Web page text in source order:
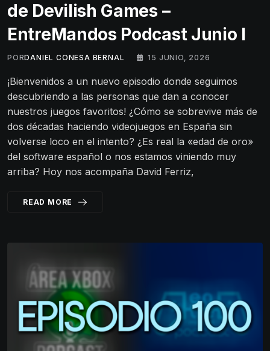
de Devilish Games –
EntreMandos Podcast Junio I
PORDANIEL CONESA BERNAL 15 JUNIO, 2026
¡Bienvenidos a un nuevo episodio donde seguimos
descubriendo a las personas que dan a conocer
nuestros juegos favoritos! ¿Cómo se sobrevive más de
dos décadas haciendo videojuegos en España sin
volverse loco en el intento? ¿Es real la «edad de oro»
del software español o nos estamos viniendo muy
arriba? Hoy nos acompaña David Ferriz,
READ MORE